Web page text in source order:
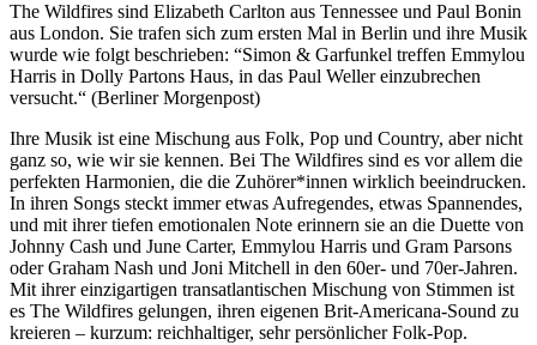
The Wildfires sind Elizabeth Carlton aus Tennessee und Paul Bonin
aus London. Sie trafen sich zum ersten Mal in Berlin und ihre Musik
wurde wie folgt beschrieben: “Simon & Garfunkel treffen Emmylou
Harris in Dolly Partons Haus, in das Paul Weller einzubrechen
versucht.“ (Berliner Morgenpost)
Ihre Musik ist eine Mischung aus Folk, Pop und Country, aber nicht
ganz so, wie wir sie kennen. Bei The Wildfires sind es vor allem die
perfekten Harmonien, die die Zuhörer*innen wirklich beeindrucken.
In ihren Songs steckt immer etwas Aufregendes, etwas Spannendes,
und mit ihrer tiefen emotionalen Note erinnern sie an die Duette von
Johnny Cash und June Carter, Emmylou Harris und Gram Parsons
oder Graham Nash und Joni Mitchell in den 60er- und 70er-Jahren.
Mit ihrer einzigartigen transatlantischen Mischung von Stimmen ist
es The Wildfires gelungen, ihren eigenen Brit-Americana-Sound zu
kreieren – kurzum: reichhaltiger, sehr persönlicher Folk-Pop.